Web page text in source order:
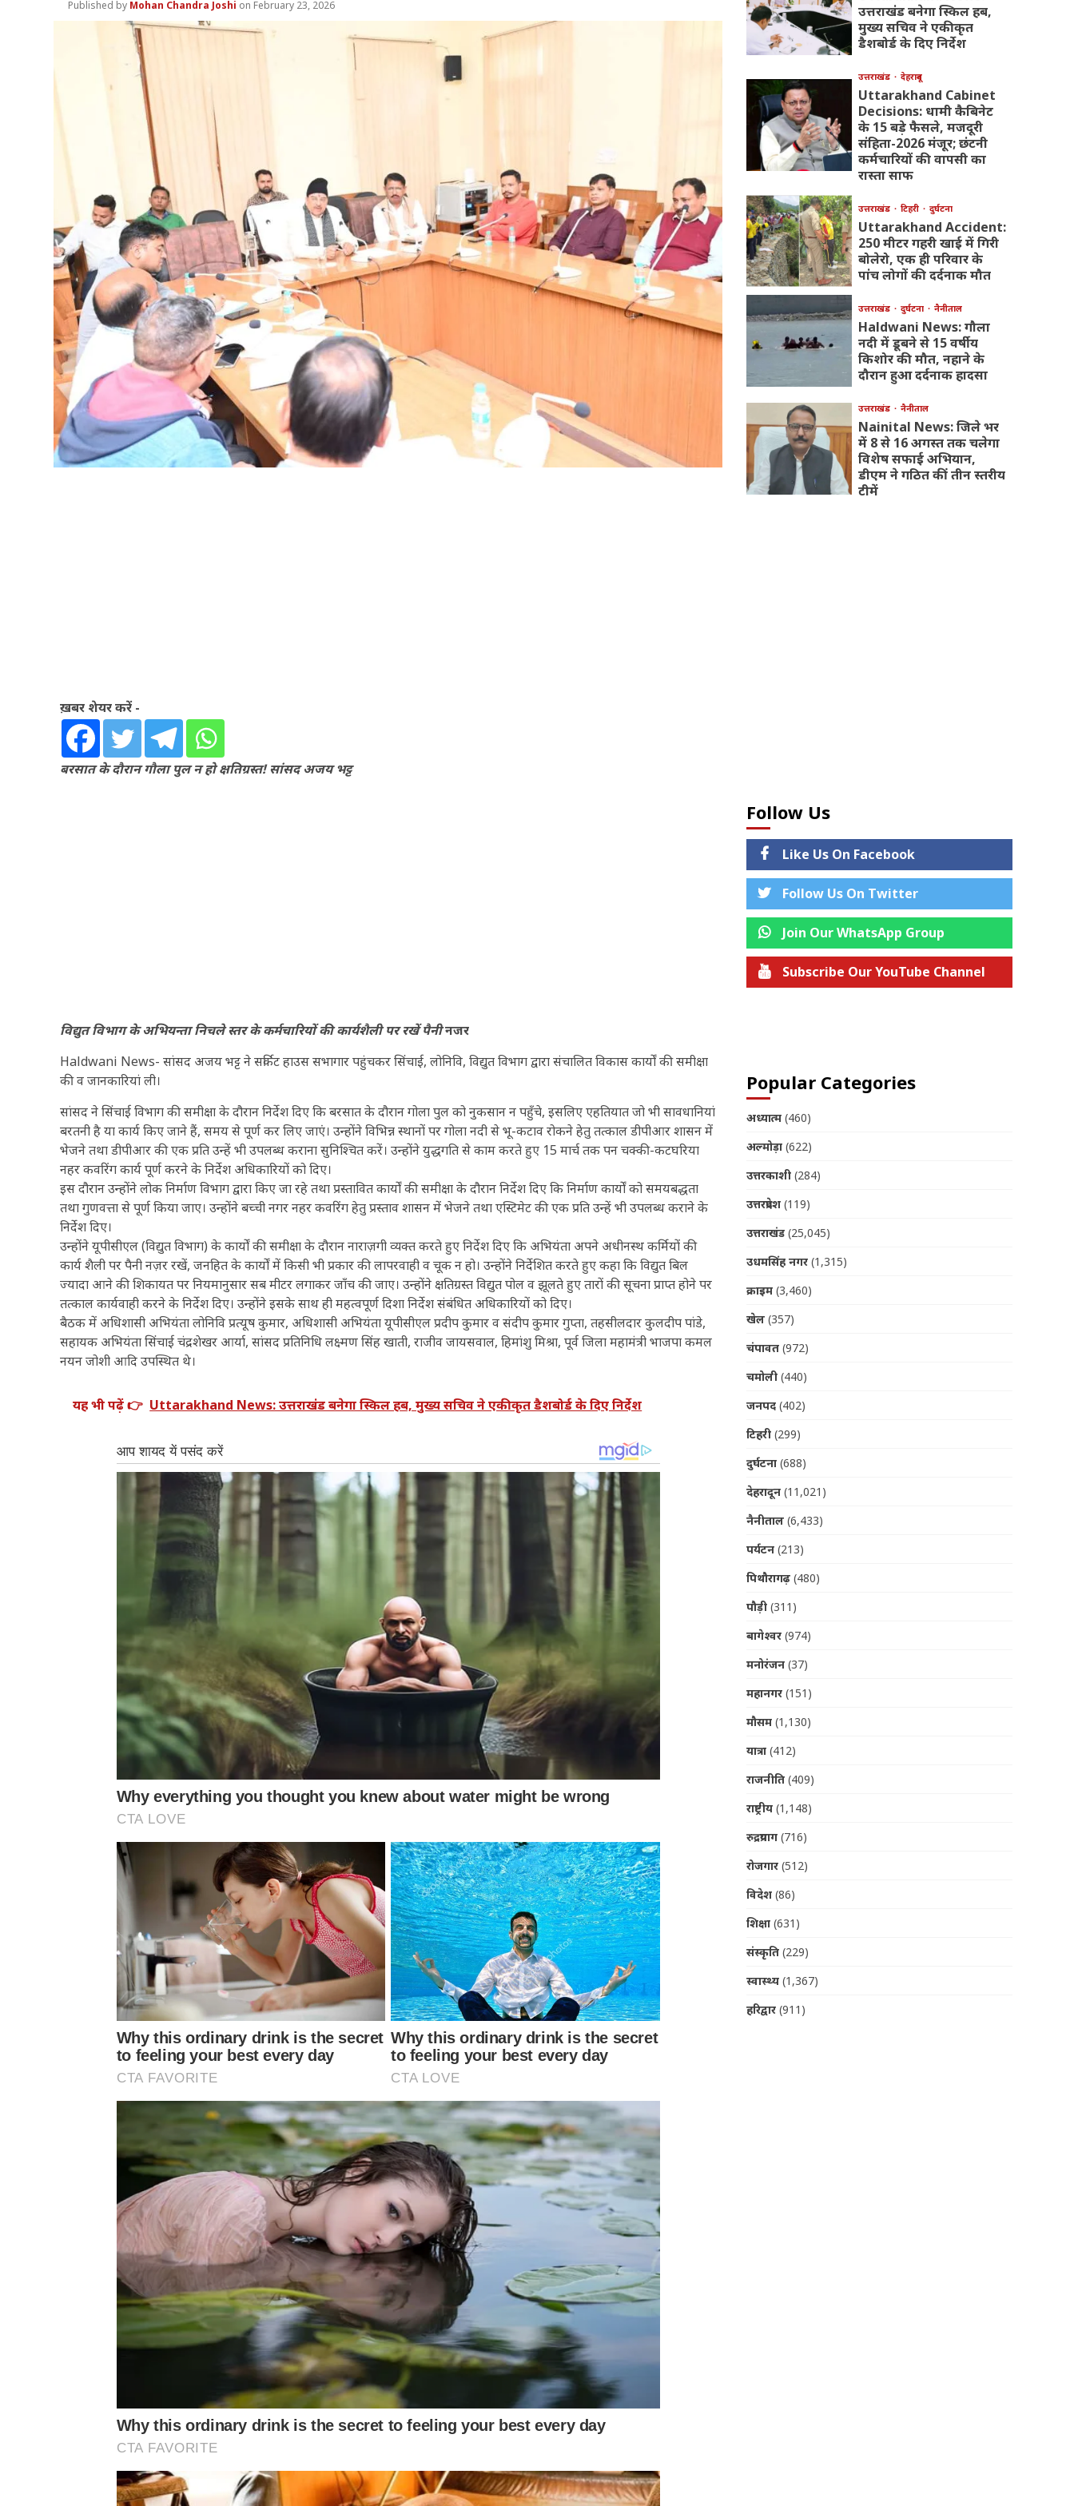
Mohan Chandra Joshi February 23, 2026
ख़बर शेयर करें -
बरसात के दौरान गौला पुल न हो क्षतिग्रस्त! सांसद अजय भट्ट
विद्युत विभाग के अभियन्ता निचले स्तर के कर्मचारियों की कार्यशैली पर रखें पैनीनजर
Haldwani News- सांसद अजय भट्ट ने सर्किट हाउस सभागार पहुंचकर सिंचाई, लोनिवि, विद्युत विभाग द्वारा संचालित विकास कार्यों की समीक्षा
की व जानकारियां ली।
सांसद ने सिंचाई विभाग की समीक्षा के दौरान निर्देश दिए कि बरसात के दौरान गोला पुल को नुकसान न पहुँचे, इसलिए एहतियात जो भी सावधानियां
बरतनी है या कार्य किए जाने हैं, समय से पूर्ण कर लिए जाएं। उन्होंने विभिन्न स्थानों पर गोला नदी से भू-कटाव रोकने हेतु तत्काल डीपीआर शासन में
भेजने तथा डीपीआर की एक प्रति उन्हें भी उपलब्ध कराना सुनिश्चित करें। उन्होंने युद्धगति से काम करते हुए 15 मार्च तक पन चक्की-कटघरिया
नहर कवरिंग कार्य पूर्ण करने के निर्देश अधिकारियों को दिए।
इस दौरान उन्होंने लोक निर्माण विभाग द्वारा किए जा रहे तथा प्रस्तावित कार्यों की समीक्षा के दौरान निर्देश दिए कि निर्माण कार्यों को समयबद्धता
तथा गुणवत्ता से पूर्ण किया जाए। उन्होंने बच्ची नगर नहर कवरिंग हेतु प्रस्ताव शासन में भेजने तथा एस्टिमेट की एक प्रति उन्हें भी उपलब्ध कराने के
निर्देश दिए।
उन्होंने यूपीसीएल (विद्युत विभाग) के कार्यों की समीक्षा के दौरान नाराज़गी व्यक्त करते हुए निर्देश दिए कि अभियंता अपने अधीनस्थ कर्मियों की
कार्य शैली पर पैनी नज़र रखें, जनहित के कार्यों में किसी भी प्रकार की लापरवाही व चूक न हो। उन्होंने निर्देशित करते हुए कहा कि विद्युत बिल
ज्यादा आने की शिकायत पर नियमानुसार सब मीटर लगाकर जाँच की जाए। उन्होंने क्षतिग्रस्त विद्युत पोल व झूलते हुए तारों की सूचना प्राप्त होने पर
तत्काल कार्यवाही करने के निर्देश दिए। उन्होंने इसके साथ ही महत्वपूर्ण दिशा निर्देश संबंधित अधिकारियों को दिए।
बैठक में अधिशासी अभियंता लोनिवि प्रत्यूष कुमार, अधिशासी अभियंता यूपीसीएल प्रदीप कुमार व संदीप कुमार गुप्ता, तहसीलदार कुलदीप पांडे,
सहायक अभियंता सिंचाई चंद्रशेखर आर्या, सांसद प्रतिनिधि लक्ष्मण सिंह खाती, राजीव जायसवाल, हिमांशु मिश्रा, पूर्व जिला महामंत्री भाजपा कमल
नयन जोशी आदि उपस्थित थे।
यह भी पढ़ें 👉 Uttarakhand News: उत्तराखंड बनेगा स्किल हब, मुख्य सचिव ने एकीकृत डैशबोर्ड के दिए निर्देश
उत्तराखंड बनेगा स्किल हब,
मुख्य सचिव ने एकीकृत
डैशबोर्ड के दिए निर्देश
उत्तराखंड देहरादून
Uttarakhand Cabinet
Decisions: धामी कैबिनेट
के 15 बड़े फैसले, मजदूरी
संहिता-2026 मंजूर; छंटनी
कर्मचारियों की वापसी का
रास्ता साफ
उत्तराखंड टिहरी दुर्घटना
Uttarakhand Accident:
250 मीटर गहरी खाई में गिरी
बोलेरो, एक ही परिवार के
पांच लोगों की दर्दनाक मौत
उत्तराखंड दुर्घटना नैनीताल
Haldwani News: गौला
नदी में डूबने से 15 वर्षीय
किशोर की मौत, नहाने के
दौरान हुआ दर्दनाक हादसा
उत्तराखंड नैनीताल
Nainital News: जिले भर
में 8 से 16 अगस्त तक चलेगा
विशेष सफाई अभियान,
डीएम ने गठित कीं तीन स्तरीय
टीमें
Follow Us
Like Us On Facebook
Follow Us On Twitter
Join Our WhatsApp Group
Subscribe Our YouTube Channel
Popular Categories
अध्यात्म(460)
अल्मोड़ा(622)
उत्तरकाशी(284)
उत्तरप्रदेश(119)
उत्तराखंड(25,045)
उधमसिंह नगर(1,315)
क्राइम(3,460)
खेल(357)
चंपावत(972)
चमोली(440)
जनपद(402)
टिहरी(299)
दुर्घटना(688)
देहरादून(11,021)
नैनीताल(6,433)
पर्यटन(213)
पिथौरागढ़(480)
पौड़ी(311)
बागेश्वर(974)
मनोरंजन(37)
महानगर(151)
मौसम(1,130)
यात्रा(412)
राजनीति(409)
राष्ट्रीय(1,148)
रुद्रप्रयाग(716)
रोजगार(512)
विदेश(86)
शिक्षा(631)
संस्कृति(229)
स्वास्थ्य(1,367)
हरिद्वार(911)